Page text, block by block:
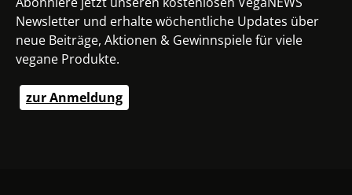
Newsletter und erhalte wöchentliche Updates über
neue Beiträge, Aktionen & Gewinnspiele für viele
vegane Produkte.
zur Anmeldung